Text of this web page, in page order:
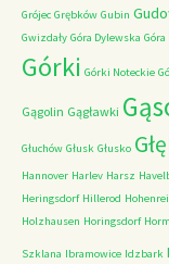
Grójec Grębków Gubin
Gwizdały Góra Dylewska
Górki Górki Noteckie
Gągolin Gągławki
Głuchów Głusk Głusko
Hannover Harlev Harsz
Heringsdorf Hillerod
Holzhausen Horingsdorf
Szklana Ibramowice Idzbark